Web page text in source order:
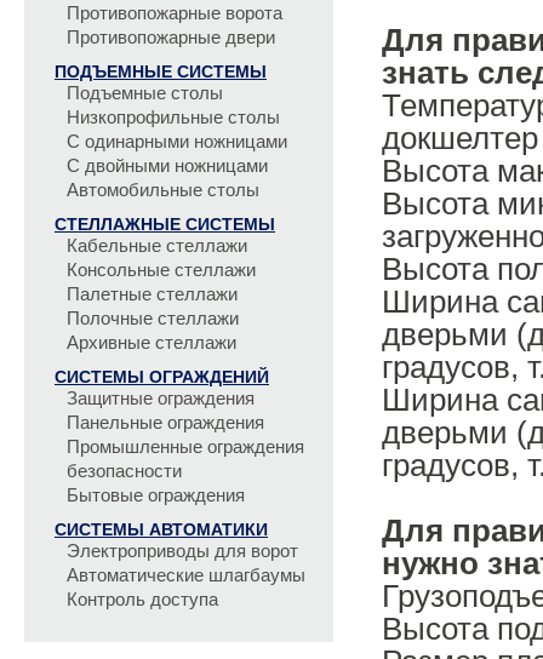
Противопожарные ворота
Противопожарные двери
ПОДЪЕМНЫЕ СИСТЕМЫ
Подъемные столы
Низкопрофильные столы
С одинарными ножницами
С двойными ножницами
Автомобильные столы
СТЕЛЛАЖНЫЕ СИСТЕМЫ
Кабельные стеллажи
Консольные стеллажи
Палетные стеллажи
Полочные стеллажи
Архивные стеллажи
СИСТЕМЫ ОГРАЖДЕНИЙ
Защитные ограждения
Панельные ограждения
Промышленные ограждения
безопасности
Бытовые ограждения
СИСТЕМЫ АВТОМАТИКИ
Электроприводы для ворот
Автоматические шлагбаумы
Контроль доступа
Для
знать
Высота
Высота
Высота
Ширина
дверьми
градусов,
Ширина
дверьми
градусов,
Для
нужно
Высота